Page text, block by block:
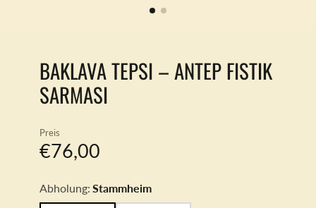
BAKLAVA TEPSI – ANTEP FISTIK
SARMASI
Preis
€76,00
Abholung: Stammheim